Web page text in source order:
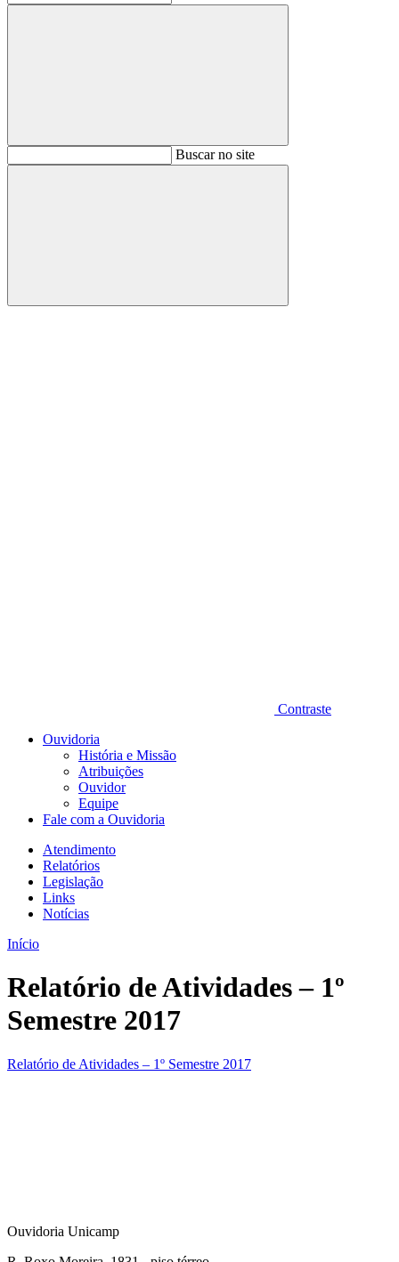
BuscarBuscar no site
Buscar
Contraste
Ouvidoria
História e Missão
Atribuições
Ouvidor
Equipe
Fale com a Ouvidoria
Atendimento
Relatórios
Legislação
Links
Notícias
Início
Relatório de Atividades – 1º
Semestre 2017
Relatório de Atividades – 1º Semestre 2017
Ouvidoria Unicamp